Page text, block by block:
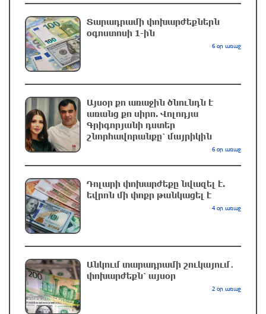
Թուրքական ապրանքանիշը դադարեցնում է
գործունեությունը Ռուսաստանում
Դանակահարություն՝ Մասիսի
գազալցակայաններից մեկի մոտ. կասկածյալը
ձերբակալվել է
20 րոպե առաջ
Սև ծովում բեռնափոխադրումների արժեքը
կտրուկ աճել է․ ինչ ազդեցություն կունենա
այն Հայաստանի վրա
2 րոպե առաջ
Բելառուսում պակասում է ԽՍՀՄ
ժամանակների կառավարման համակարգը․
Լուկաշենկո
Հայ ուշուիստները մեդալներ են նվաճել
Տարադրամի փոխարժեքներն
օգոստոսի 1-ին
6 օր առաջ
Այսօր քո առաջին ծնունդն է
առանց քո սիրո. Վոլոդյա
Գրիգորյանի դստեր
շնորհավորանքը՝ մայրիկին
6 օր առաջ
Դոլարի փոխարժեքը նվազել է.
եվրոն մի փոքր թանկացել է
4 օր առաջ
Անկում տարադրամի շուկայում․
փոխարժեքն՝ այսօր
2 օր առաջ